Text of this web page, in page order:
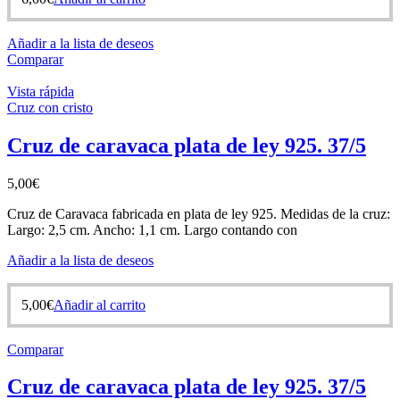
Añadir a la lista de deseos
Comparar
Vista rápida
Cruz con cristo
Cruz de caravaca plata de ley 925. 37/5
5,00€
Cruz de Caravaca fabricada en plata de ley 925. Medidas de la cruz:
Largo: 2,5 cm. Ancho: 1,1 cm. Largo contando con
Añadir a la lista de deseos
5,00€Añadir al carrito
Comparar
Cruz de caravaca plata de ley 925. 37/5